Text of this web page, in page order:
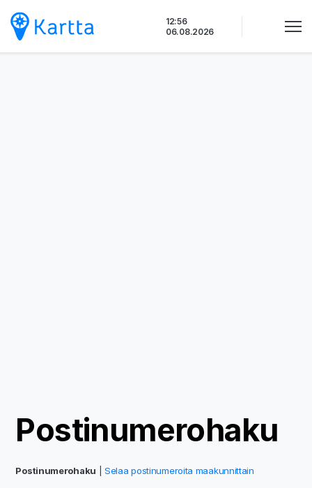
sisältöön
12:56
06.08.2026
Postinumerohaku
Postinumerohaku |Selaa postinumeroita maakunnittain